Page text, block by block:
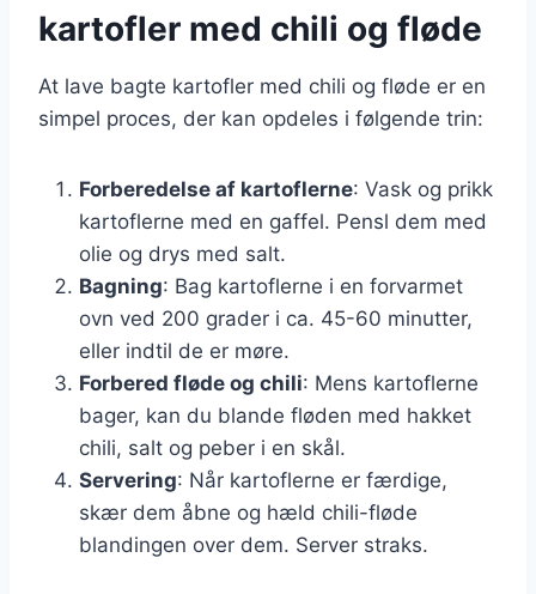
kartofler med chili og fløde
At lave bagte kartofler med chili og fløde er en
simpel proces, der kan opdeles i følgende trin:
Forberedelse af kartoflerne: Vask og prikk
kartoflerne med en gaffel. Pensl dem med
olie og drys med salt.
Bagning: Bag kartoflerne i en forvarmet
ovn ved 200 grader i ca. 45-60 minutter,
eller indtil de er møre.
Forbered fløde og chili: Mens kartoflerne
bager, kan du blande fløden med hakket
chili, salt og peber i en skål.
Servering: Når kartoflerne er færdige,
skær dem åbne og hæld chili-fløde
blandingen over dem. Server straks.